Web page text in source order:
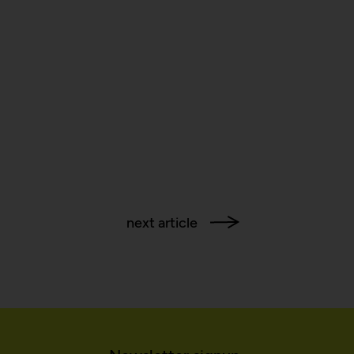
next article
multiple website